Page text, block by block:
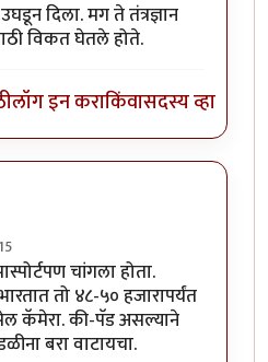
दिला. मग ते तंत्रज्ञान
विकत घेतले होते.
लॉग इन कराकिंवासदस्य व्हा
चांगला होता.
तो ४८-५० हजारापर्यंत
कॅमेरा. की-पॅड असल्याने
बरा वाटायचा.